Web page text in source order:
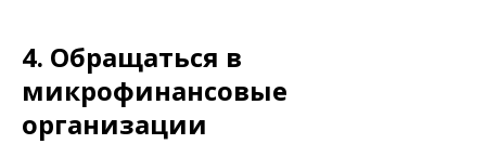
4. Обращаться в
микрофинансовые
организации